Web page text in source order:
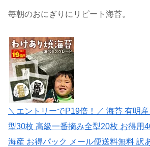
毎朝のおにぎりにリピート海苔。
＼エントリーでP19倍！／ 海苔 有明
型30枚 高級一番摘み全型20枚 お得用
海産 お得パック メール便送料無料 訳